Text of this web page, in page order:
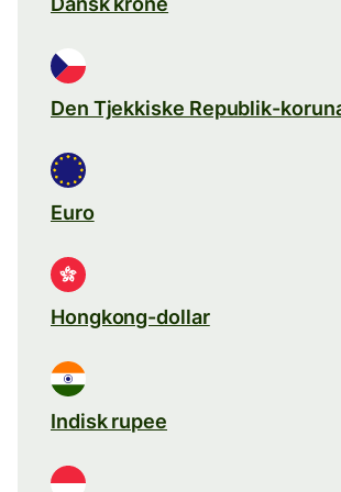
Den Tjekkiske Republik-
Euro
Hongkong-dollar
Indisk rupee